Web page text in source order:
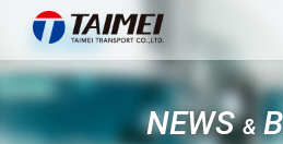
NEWS&